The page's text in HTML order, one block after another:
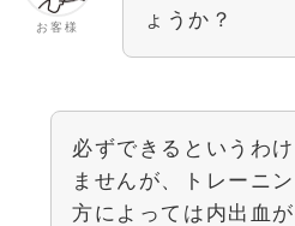
お客様
ょうか？
必ずできるというわ
ませんが、トレーニ
方によっては内出血